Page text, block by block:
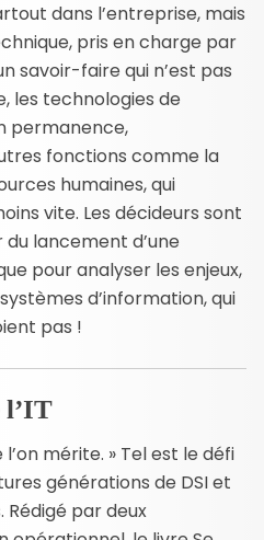
dans l’entreprise, mais
pris en charge par
savoir-faire qui n’est pas
les technologies de
permanence,
fonctions comme la
humaines, qui
vite. Les décideurs sont
du lancement d’une
pour analyser les enjeux,
d’information, qui
pas !
l’IT
mérite. » Tel est le défi
générations de DSI et
par deux